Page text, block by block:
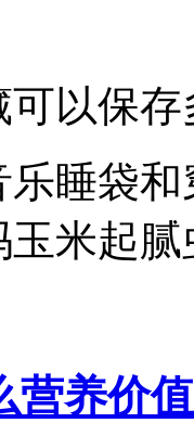
以保
睡袋
米起
营养价值